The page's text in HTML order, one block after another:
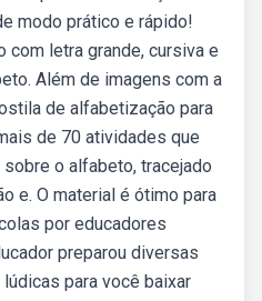
modo prático e rápido!
letra grande, cursiva e
Além de imagens com a
de alfabetização para
de 70 atividades que
o alfabeto, tracejado
e. O material é ótimo para
por educadores
preparou diversas
para você baixar